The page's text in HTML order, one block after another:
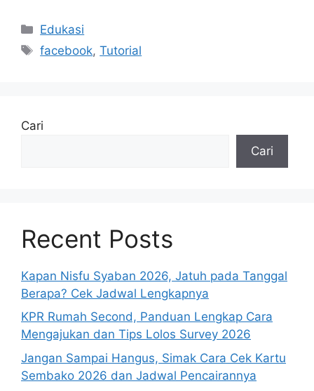
Kategori
Edukasi
Tag
facebook,Tutorial
Cari
Cari
Recent Posts
Kapan Nisfu Syaban 2026, Jatuh pada Tanggal
Berapa? Cek Jadwal Lengkapnya
KPR Rumah Second, Panduan Lengkap Cara
Mengajukan dan Tips Lolos Survey 2026
Jangan Sampai Hangus, Simak Cara Cek Kartu
Sembako 2026 dan Jadwal Pencairannya